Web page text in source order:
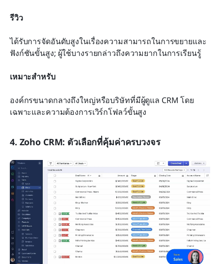
รีวิว
ได้รับการจัดอันดับสูงในเรื่องความสามารถในการขยายและ
ฟังก์ชันขั้นสูง; ผู้ใช้บางรายกล่าวถึงความยากในการเรียนรู้
เหมาะสำหรับ
องค์กรขนาดกลางถึงใหญ่หรือบริษัทที่มีผู้ดูแล CRM โดย
เฉพาะและความต้องการเวิร์กโฟลว์ขั้นสูง
4. Zoho CRM: ตัวเลือกที่คุ้มค่าครบวงจร